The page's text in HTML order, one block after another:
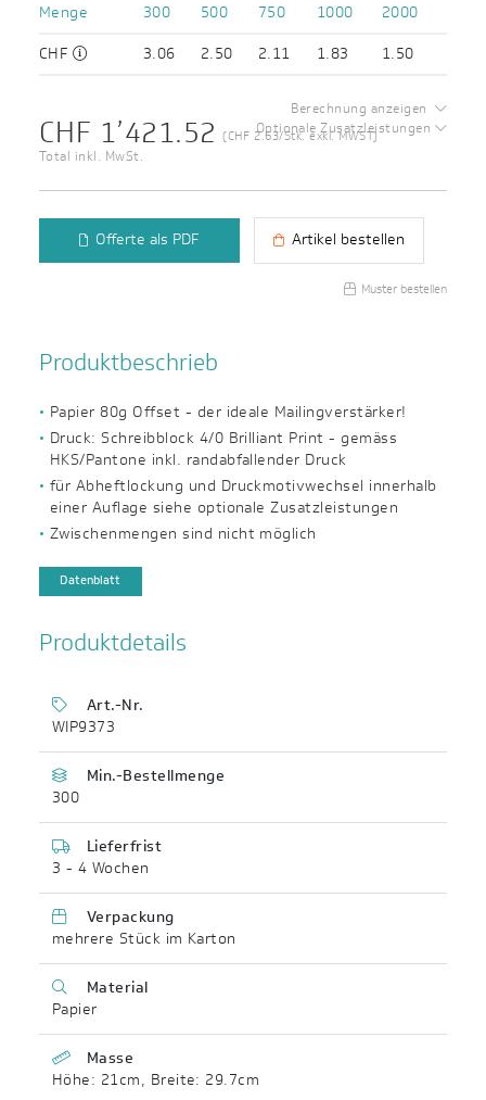
Menge 300 500 750 1000
2000
CHF
3.06 2.50 2.11 1.83 1.50
CHF 1’421.52 (CHF 2.63/Stk. exkl. MWST)
Total inkl. MwSt.
Berechnung anzeigen
Optionale Zusatzleistungen
Offerte als PDF Artikel bestellen
Muster bestellen
Produktbeschrieb
Papier 80g Offset - der ideale Mailingverstärker!
Druck: Schreibblock 4/0 Brilliant Print - gemäss
HKS/Pantone inkl. randabfallender Druck
für Abheftlockung und Druckmotivwechsel innerhalb
einer Auflage siehe optionale Zusatzleistungen
Zwischenmengen sind nicht möglich
Datenblatt
Produktdetails
Art.-Nr.
WIP9373
Min.-Bestellmenge
300
Lieferfrist
3 - 4 Wochen
Verpackung
mehrere Stück im Karton
Material
Papier
Masse
Höhe: 21cm, Breite: 29.7cm